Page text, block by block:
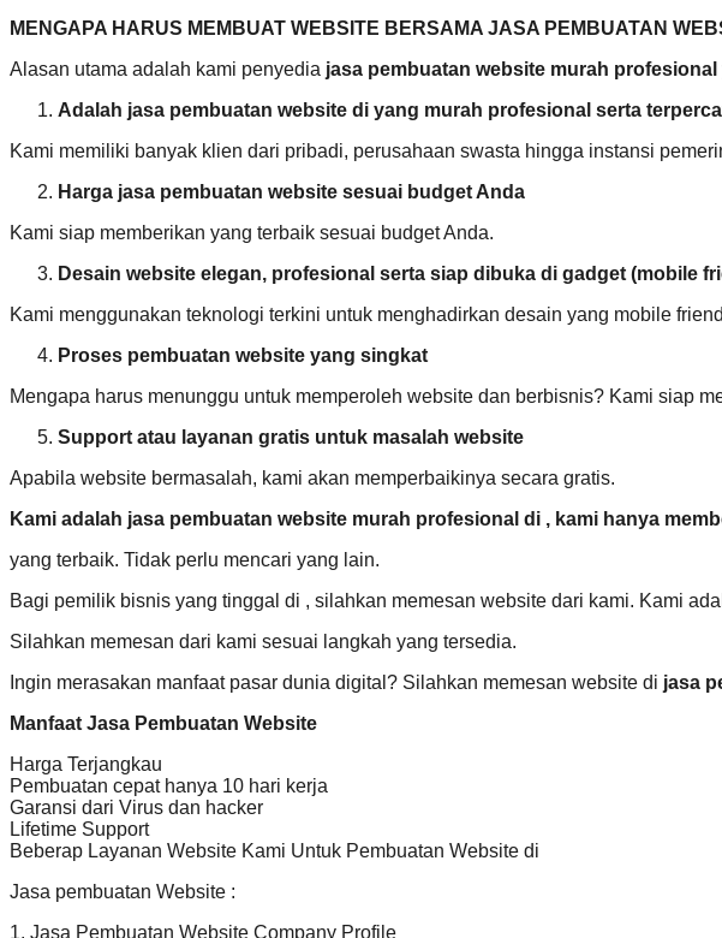
MENGAPA HARUS MEMBUAT WEBSITE BERSAMA JASA PEMBUATAN
Alasan utama adalah kami penyedia jasa pembuatan website murah profesional
Adalah jasa pembuatan website di yang murah profesional serta
Kami memiliki banyak klien dari pribadi, perusahaan swasta hingga instansi
Harga jasa pembuatan website sesuai budget Anda
Kami siap memberikan yang terbaik sesuai budget Anda.
Desain website elegan, profesional serta siap dibuka di gadget (mobile
Kami menggunakan teknologi terkini untuk menghadirkan desain yang mobile
Proses pembuatan website yang singkat
Mengapa harus menunggu untuk memperoleh website dan berbisnis? Kami siap
Support atau layanan gratis untuk masalah website
Apabila website bermasalah, kami akan memperbaikinya secara gratis.
Kami adalah jasa pembuatan website murah profesional di , kami hanya
yang terbaik. Tidak perlu mencari yang lain.
Bagi pemilik bisnis yang tinggal di , silahkan memesan website dari kami. Kami
Silahkan memesan dari kami sesuai langkah yang tersedia.
Ingin merasakan manfaat pasar dunia digital? Silahkan memesan website di jasa
Manfaat Jasa Pembuatan Website
Harga Terjangkau
Pembuatan cepat hanya 10 hari kerja
Garansi dari Virus dan hacker
Lifetime Support
Beberap Layanan Website Kami Untuk Pembuatan Website di
Jasa pembuatan Website :
1. Jasa Pembuatan Website Company Profile